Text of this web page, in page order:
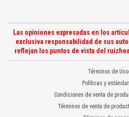
Las opiniones expresadas en los
exclusiva responsabilidad de sus
reflejan los puntos de vista del
Términos de Uso
Políticas y
Condiciones de venta de
Términos de venta de